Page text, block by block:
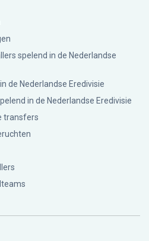
spelend in de Nederlandse
de Nederlandse Eredivisie
in de Nederlandse Eredivisie
transfers